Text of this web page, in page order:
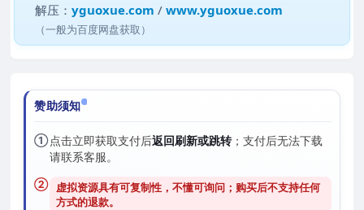
解压：yguoxue.com /www.yguoxue.com
（一般为百度网盘获取）
赞助须知
①点击立即获取支付后返回刷新或跳转；支付后无法下载
请联系客服。
② 虚拟资源具有可复制性，不懂可询问；购买后不支持任何
方式的退款。